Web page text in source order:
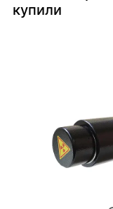
купили